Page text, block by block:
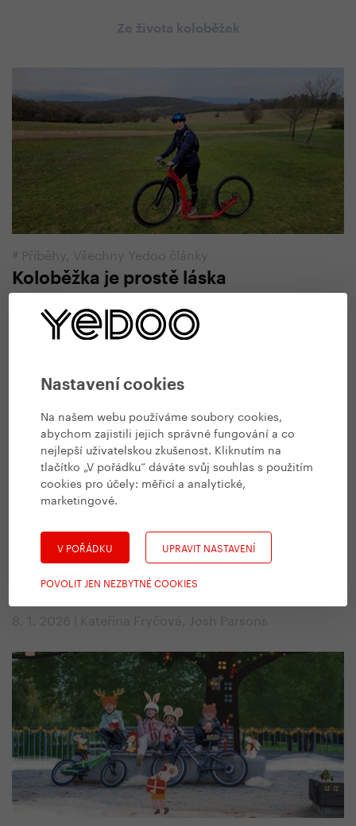
Nastavení cookies
Na našem webu používáme soubory cookies,
abychom zajistili jejich správné fungování a co
nejlepší uživatelskou zkušenost. Kliknutím na
tlačítko „V pořádku“ dáváte svůj souhlas s použitím
cookies pro účely: měřicí a analytické,
marketingové.
V POŘÁDKU UPRAVIT NASTAVENÍ
POVOLIT JEN NEZBYTNÉ COOKIES
Ze života koloběžek
# Příběhy Všechny Yedoo články
Koloběžka je prostě láska
Na koloběžce napříč Velkou Británií.
8. 1. 2026 | Kateřina Fryčová, Josh Parsons